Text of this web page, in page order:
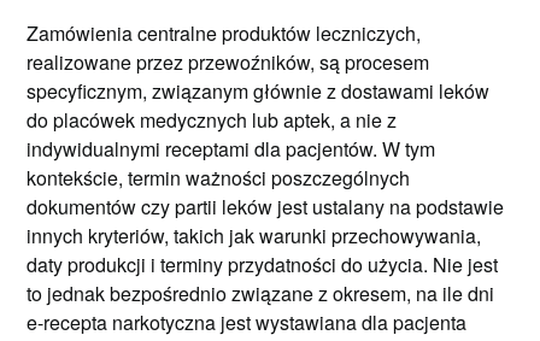
Zamówienia centralne produktów leczniczych,
realizowane przez przewoźników, są procesem
specyficznym, związanym głównie z dostawami leków
do placówek medycznych lub aptek, a nie z
indywidualnymi receptami dla pacjentów. W tym
kontekście, termin ważności poszczególnych
dokumentów czy partii leków jest ustalany na podstawie
innych kryteriów, takich jak warunki przechowywania,
daty produkcji i terminy przydatności do użycia. Nie jest
to jednak bezpośrednio związane z okresem, na ile dni
e-recepta narkotyczna jest wystawiana dla pacjenta